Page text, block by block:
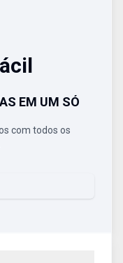
EM UM SÓ
com todos os